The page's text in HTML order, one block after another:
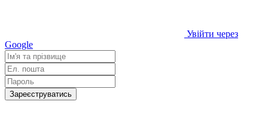
Увійти через
Google
Зареєструватись